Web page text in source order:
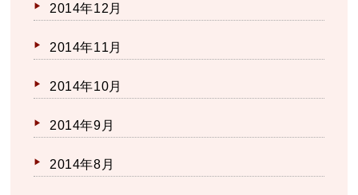
2014年12月
2014年11月
2014年10月
2014年9月
2014年8月